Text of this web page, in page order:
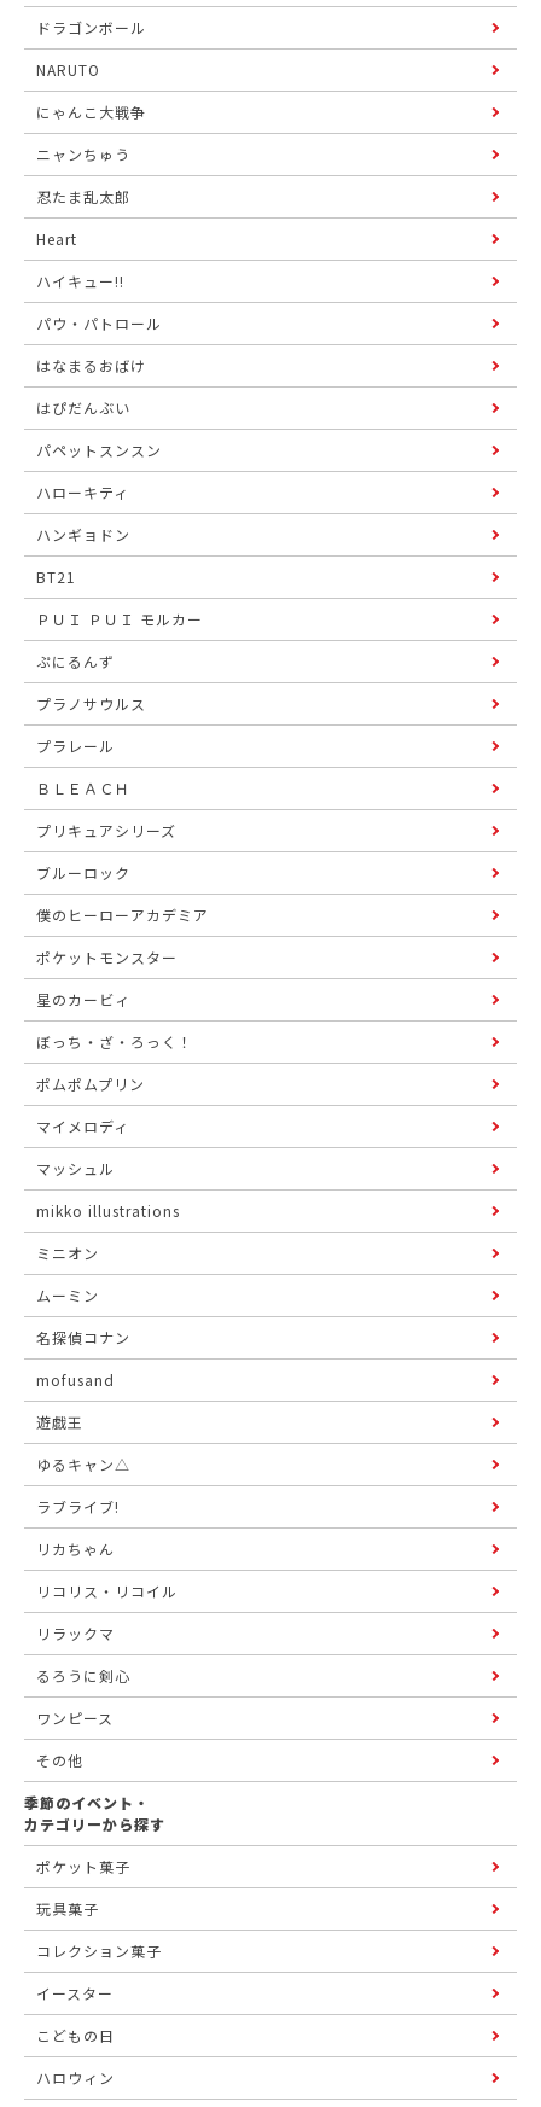
ドラゴンボール
NARUTO
にゃんこ大戦争
ニャンちゅう
忍たま乱太郎
Heart
ハイキュー!!
パウ・パトロール
はなまるおばけ
はぴだんぶい
パペットスンスン
ハローキティ
ハンギョドン
BT21
ＰＵＩ ＰＵＩ モルカー
ぷにるんず
プラノサウルス
プラレール
ＢＬＥＡＣＨ
プリキュアシリーズ
ブルーロック
僕のヒーローアカデミア
ポケットモンスター
星のカービィ
ぼっち・ざ・ろっく！
ポムポムプリン
マイメロディ
マッシュル
mikko illustrations
ミニオン
ムーミン
名探偵コナン
mofusand
遊戯王
ゆるキャン△
ラブライブ!
リカちゃん
リコリス・リコイル
リラックマ
るろうに剣心
ワンピース
その他
季節のイベント・
カテゴリーから探す
ポケット菓子
玩具菓子
コレクション菓子
イースター
こどもの日
ハロウィン